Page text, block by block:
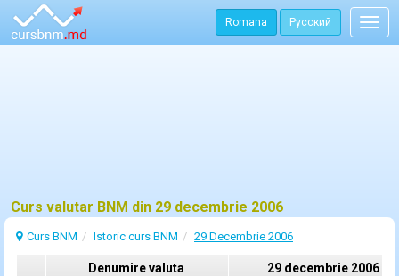
Romana Русский
Curs valutar BNM din 29 decembrie 2006
Curs BNM Istoric curs BNM 29 Decembrie 2006
Denumire valuta
29 decembrie 2006